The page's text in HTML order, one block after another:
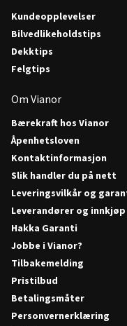
Kundeopplevelser
Bilvedlikeholdstips
Dekktips
Felgtips
Om Vianor
Bærekraft hos Vianor
Åpenhetsloven
Kontaktinformasjon
Slik handler du på nett
Leveringsvilkår og
Leverandører og innkjøp
Hakka Garanti
Jobbe i Vianor?
Tilbakemelding
Pristilbud
Betalingsmåter
Personvernerklæring